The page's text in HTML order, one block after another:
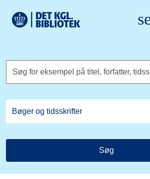
Det Kongelige Biblioteks logo. Gå til
Søg for eksempel på titel, forfatter,
Søg